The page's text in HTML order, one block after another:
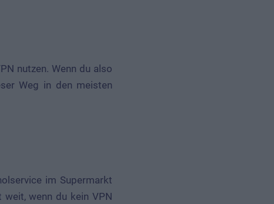
nutzen. Wenn du also
Weg in den meisten
im Supermarkt
wenn du kein VPN